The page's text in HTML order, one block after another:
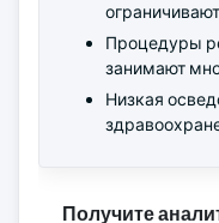
Процедуры
занимают
Низкая
Получите